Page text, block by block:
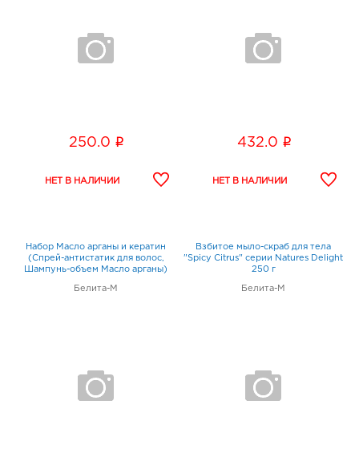
250.0 i 432.0 i
Набор Масло арганы и кератин
(Спрей-антистатик для волос,
Шампунь-объем Масло арганы)
Белита-М
Взбитое мыло-скраб для тела
"Spicy Citrus" серии Natures Delight
250 г
Белита-М